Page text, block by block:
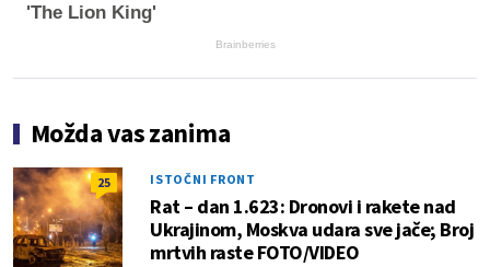
'The Lion King'
Brainberries
Možda vas zanima
25 ISTOČNI FRONT
Rat – dan 1.623: Dronovi i rakete nad
Ukrajinom, Moskva udara sve jače; Broj
mrtvih raste FOTO/VIDEO